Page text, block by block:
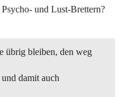
und Lust-Brettern?
übrig bleiben, den weg
damit auch